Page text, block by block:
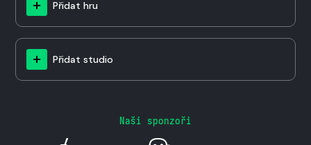
Přidat hru
Přidat studio
Naši sponzoři